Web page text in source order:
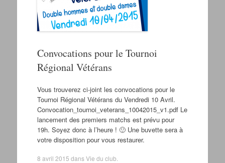
Convocations pour le Tournoi
Régional Vétérans
Vous trouverez ci-joint les convocations pour le
Tournoi Régional Vétérans du Vendredi 10 Avril.
Convocation_tournoi_veterans_10042015_v1.pdf Le
lancement des premiers matchs est prévu pour
19h. Soyez donc à l’heure ! 🙂 Une buvette sera à
votre disposition pour vous restaurer.
8 avril 2015 dansVie du club